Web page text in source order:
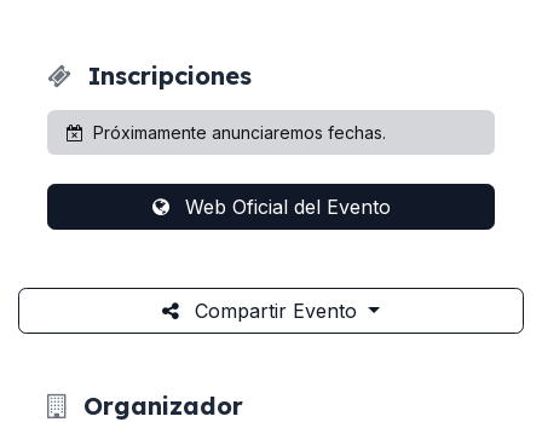
Inscripciones
Próximamente anunciaremos fechas.
Web Oficial del Evento
Compartir Evento
Organizador